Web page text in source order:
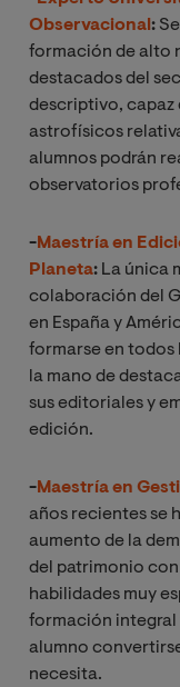
Observacional :
formación de alto
destacados del
descriptivo, capaz
astrofísicos
alumnos podrán
observatorios
-Maestría en
Planeta: La única
colaboración del
en España y
formarse en
la mano de
sus editoriales y
edición.
-Maestría en
años recientes se
aumento de la
del patrimonio
habilidades muy
formación integral
alumno
necesita.